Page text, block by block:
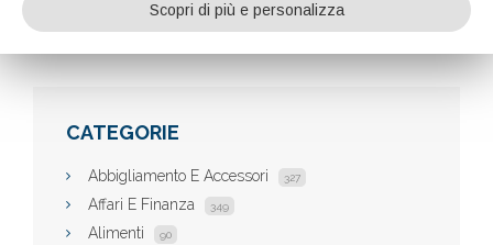
Aziende B&B Roma
CATEGORIE
Abbigliamento E Accessori 327
Affari E Finanza 349
Alimenti 90
Scopri di più e personalizza